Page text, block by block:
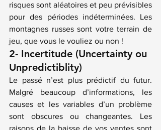
risques sont aléatoires et peu prévisibles
pour des périodes indéterminées. Les
montagnes russes sont votre terrain de
jeu, que vous le vouliez ou non !
2- Incertitude (Uncertainty ou
Unpredictiblity)
Le passé n’est plus prédictif du futur.
Malgré beaucoup d’informations, les
causes et les variables d’un problème
sont obscures ou changeantes. Les
raisons de la baisse de vos ventes sont